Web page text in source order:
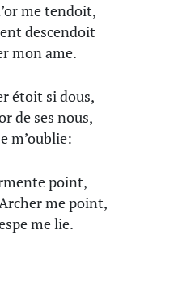
me tendoit,
descendoit
mon ame.
étoit si dous,
de ses nous,
m’oublie:
point,
me point,
me lie.